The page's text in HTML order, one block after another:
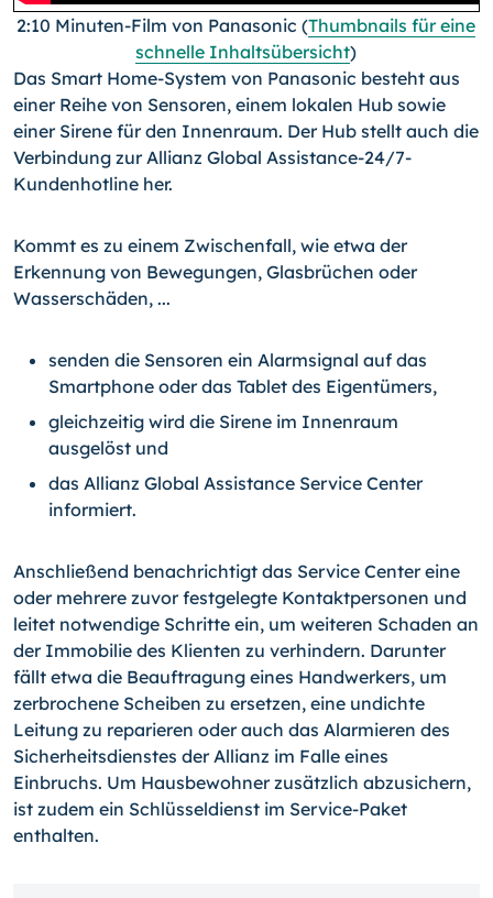
2:10 Minuten-Film von Panasonic (Thumbnails für eine
schnelle Inhaltsübersicht)
Das Smart Home-System von Panasonic besteht aus
einer Reihe von Sensoren, einem lokalen Hub sowie
einer Sirene für den Innenraum. Der Hub stellt auch die
Verbindung zur Allianz Global Assistance-24/7-
Kundenhotline her.
Kommt es zu einem Zwischenfall, wie etwa der
Erkennung von Bewegungen, Glasbrü­chen oder
Wasserschäden, ...
senden die Sensoren ein Alarmsignal auf das
Smartphone oder das Tablet des Eigentümers,
gleichzeitig wird die Sirene im Innenraum
ausgelöst und
das Allianz Global Assistance Service Center
informiert.
Anschließend benachrichtigt das Service Center eine
oder mehrere zuvor festgelegte Kontaktpersonen und
leitet notwendige Schritte ein, um weiteren Schaden an
der Im­mobilie des Klienten zu verhindern. Darunter
fällt etwa die Beauftragung eines Hand­werkers, um
zerbrochene Scheiben zu ersetzen, eine undichte
Leitung zu reparieren oder auch das Alarmieren des
Sicherheitsdienstes der Allianz im Falle eines
Einbruchs. Um Hausbewohner zusätzlich abzusichern,
ist zudem ein Schlüsseldienst im Service-Paket
enthalten.